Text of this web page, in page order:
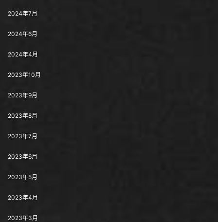
2024年7月
2024年6月
2024年4月
2023年10月
2023年9月
2023年8月
2023年7月
2023年6月
2023年5月
2023年4月
2023年3月